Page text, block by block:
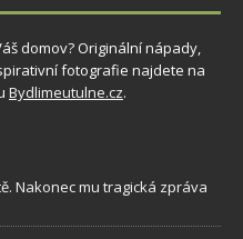
domov? Originální nápady,
fotografie najdete na
Bydlimeutulne.cz.
Nakonec mu tragická zpráva